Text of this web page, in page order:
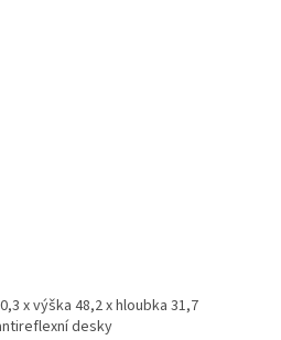
x výška 48,2 x hloubka 31,7
desky